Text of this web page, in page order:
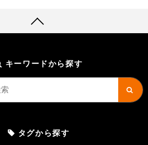
キーワードから探す
タグから探す